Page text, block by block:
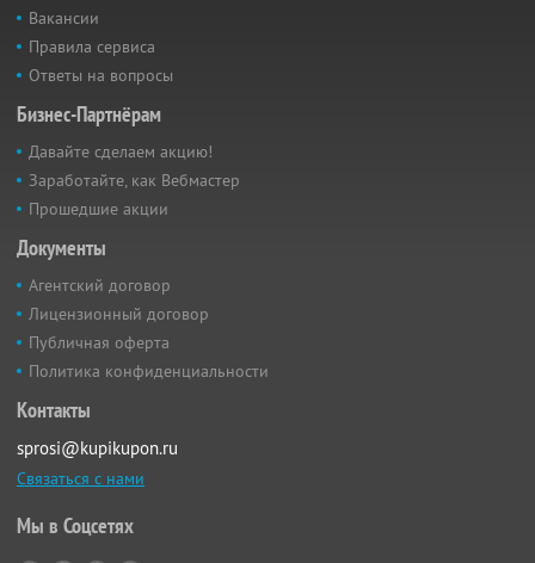
Вакансии
Правила сервиса
Ответы на вопросы
Бизнес-Партнёрам
Давайте сделаем акцию!
Заработайте, как Вебмастер
Прошедшие акции
Документы
Агентский договор
Лицензионный договор
Публичная оферта
Политика конфиденциальности
Контакты
sprosi@kupikupon.ru
Связаться с нами
Мы в Соцсетях